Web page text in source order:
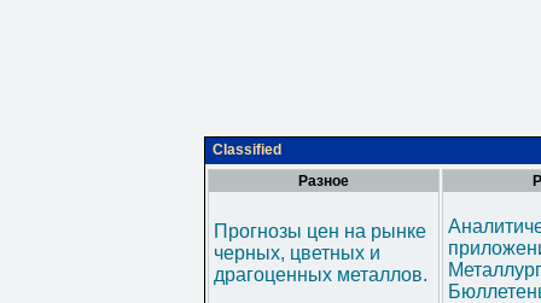
Classified
Разное
Прогнозы цен на рынке
черных, цветных и
драгоценных металлов.